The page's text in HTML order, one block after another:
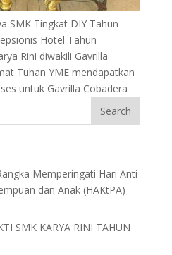
SMK Tingkat DIY Tahun
Hotel Tahun
Rini diwakili Gavrilla
Tuhan YME mendapatkan
untuk Gavrilla Cobadera
Memperingati Hari Anti
dan Anak (HAKtPA)
SMK KARYA RINI TAHUN